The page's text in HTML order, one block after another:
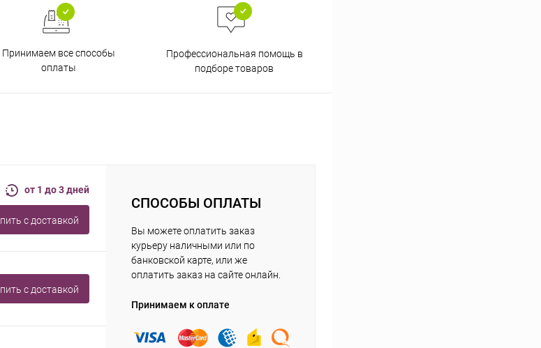
Принимаем все способы
оплаты
Профессиональная помощь в
подборе товаров
от 1 до 3 дней
c доставкой
c доставкой
СПОСОБЫ ОПЛАТЫ
Вы можете оплатить заказ
курьеру наличными или по
банковской карте, или же
оплатить заказ на сайте онлайн.
Принимаем к оплате